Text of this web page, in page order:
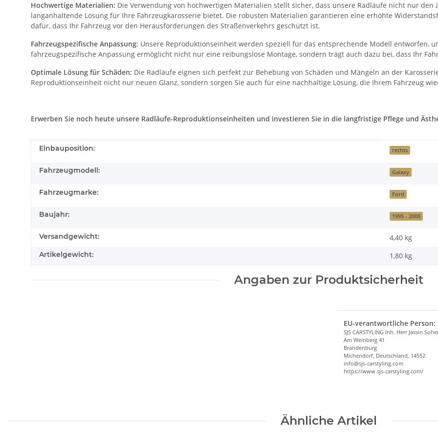
Hochwertige Materialien: Die Verwendung von hochwertigen Materialien stellt sicher, dass unsere Radläufe nicht nur
langanhaltende Lösung für Ihre Fahrzeugkarosserie bietet. Die robusten Materialien garantieren eine erhöhte
dafür, dass Ihr Fahrzeug vor den Herausforderungen des Straßenverkehrs geschützt ist.
Fahrzeugspezifische Anpassung: Unsere Reproduktionseinheit werden speziell für das entsprechende Modell entworfen,
fahrzeugspezifische Anpassung ermöglicht nicht nur eine reibungslose Montage, sondern trägt auch dazu bei, dass Ihr
Optimale Lösung für Schäden: Die Radläufe eignen sich perfekt zur Behebung von Schäden und Mängeln an der
Reproduktionseinheit nicht nur neuen Glanz, sondern sorgen Sie auch für eine nachhaltige Lösung, die Ihrem Fahrzeug
Erwerben Sie noch heute unsere Radläufe-Reproduktionseinheiten und investieren Sie in die langfristige Pflege und
Produkteigenschaft
Wert
Einbauposition: rechts
Fahrzeugmodell: Galaxy
Fahrzeugmarke: Ford
Baujahr: 1995 - 2000
Versandgewicht: 4,40 kg
Artikelgewicht: 1,80 kg
Angaben zur Produktsicherheit
EU-verantwortliche Person:
SJS CARSTYLING Inh. Herr Jassin
Am Weinberg 41
Brandenburg
Michendorf, Deutschland, 14552
info@sjs-carstyling.com
https://www.sjs-carstyling.com/
Ähnliche Artikel